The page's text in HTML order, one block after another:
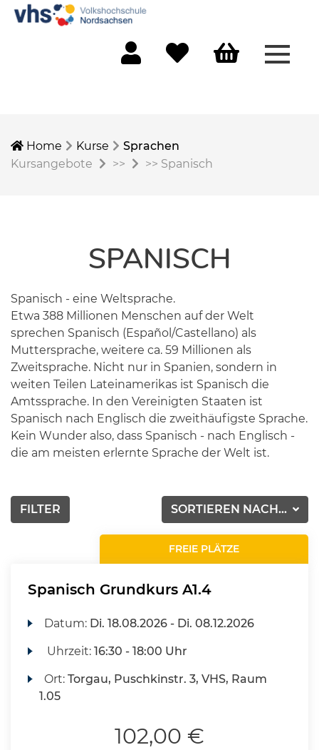
Home Kurse
Sprachen
Kursangebote
>> >> Spanisch
SPANISCH
Spanisch - eine Weltsprache.
Etwa 388 Millionen Menschen auf der Welt
sprechen Spanisch (Español/Castellano) als
Muttersprache, weitere ca. 59 Millionen als
Zweitsprache. Nicht nur in Spanien, sondern in
weiten Teilen Lateinamerikas ist Spanisch die
Amtssprache. In den Vereinigten Staaten ist
Spanisch nach Englisch die zweithäufigste Sprache.
Kein Wunder also, dass Spanisch - nach Englisch -
die am meisten erlernte Sprache der Welt ist.
SORTIEREN NACH...
FILTER
FREIE PLÄTZE
Spanisch Grundkurs A1.4
Datum: Di. 18.08.2026 - Di. 08.12.2026
Uhrzeit:16:30 - 18:00 Uhr
Ort:Torgau, Puschkinstr. 3, VHS, Raum
1.05
102,00 €